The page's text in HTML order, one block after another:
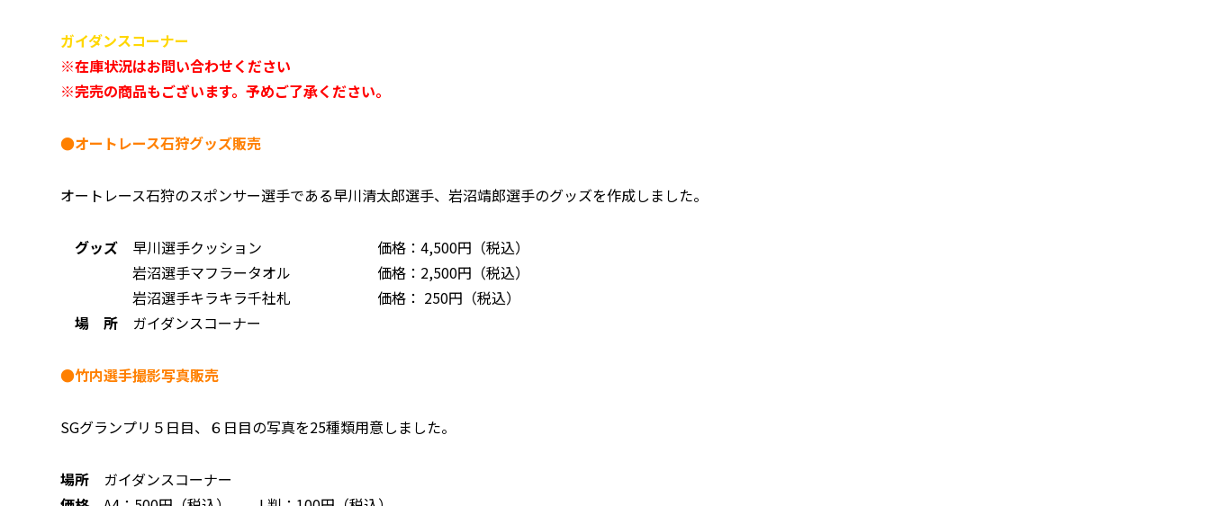
ガイダンスコーナー
※在庫状況はお問い合わせください
※完売の商品もございます。予めご了承ください。
●オートレース石狩グッズ販売
オートレース石狩のスポンサー選手である早川清太郎選手、岩沼靖郎選手のグッズを作成しました。
グッズ 早川選手クッション 価格：4,500円（税込）
岩沼選手マフラータオル 価格：2,500円（税込）
岩沼選手キラキラ千社札 価格： 250円（税込）
場 所 ガイダンスコーナー
●竹内選手撮影写真販売
SGグランプリ５日目、６日目の写真を25種類用意しました。
場所 ガイダンスコーナー